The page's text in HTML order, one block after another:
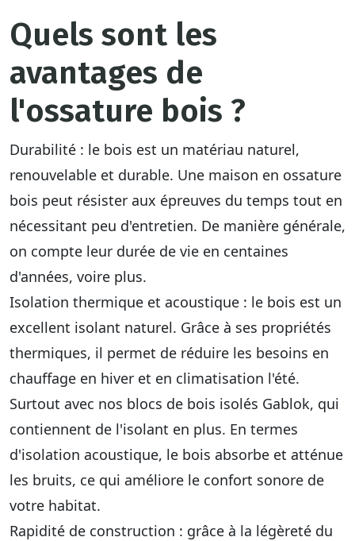
Quels sont les
avantages de
l'ossature bois ?
Durabilité : le bois est un matériau naturel,
renouvelable et durable. Une maison en ossature
bois peut résister aux épreuves du temps tout en
nécessitant peu d'entretien. De manière générale,
on compte leur durée de vie en centaines
d'années, voire plus.
Isolation thermique et acoustique : le bois est un
excellent isolant naturel. Grâce à ses propriétés
thermiques, il permet de réduire les besoins en
chauffage en hiver et en climatisation l'été.
Surtout avec nos blocs de bois isolés Gablok, qui
contiennent de l'isolant en plus. En termes
d'isolation acoustique, le bois absorbe et atténue
les bruits, ce qui améliore le confort sonore de
votre habitat.
Rapidité de construction : grâce à la légèreté du